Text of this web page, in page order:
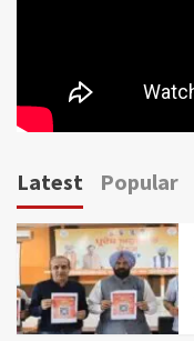
Latest Popular